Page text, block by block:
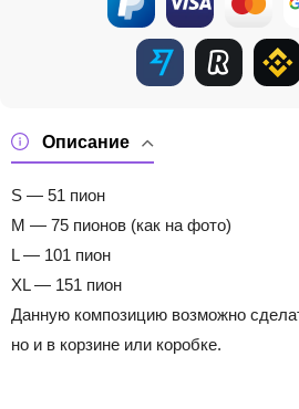
Описание
S — 51 пион
M — 75 пионов (как на фото)
L — 101 пион
XL — 151 пион
Данную композицию возможно
но и в корзине или коробке.